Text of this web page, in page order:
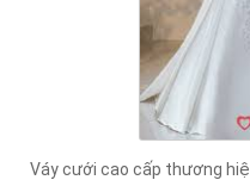
Váy cưới cao cấp thương